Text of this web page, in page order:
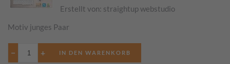
Erstellt von: straightup webstudio
Motiv junges Paar
− +